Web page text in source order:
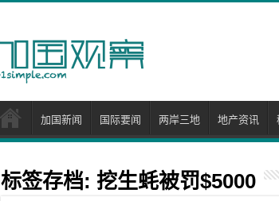
加国新闻 国际要闻 两岸三地 地产资讯
标签存档: 挖生蚝被罚$5000